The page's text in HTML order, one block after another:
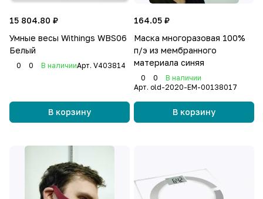
15 804.80 ₽
Умные весы Withings WBS06
Белый
0 0 В наличииАрт. V403814
В корзину
164.05 ₽
Маска многоразовая 100%
п/э из мембранного
материала синяя
0 0
В наличии
Арт. old-2020-EM-00138017
В корзину